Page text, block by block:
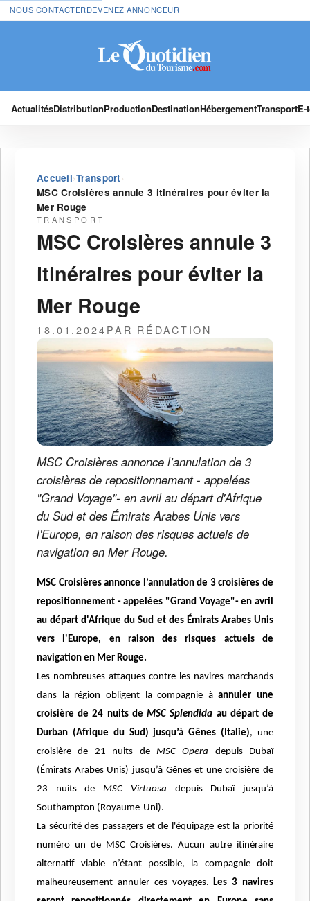
NOUS CONTACTERDEVENEZ ANNONCEUR
ActualitésDistributionProductionDestinationHébergementTransport
Accueil›Transport ›
MSC Croisières annule 3 itinéraires pour éviter la
Mer Rouge
TRANSPORT
MSC Croisières annule 3
itinéraires pour éviter la
Mer Rouge
18.01.2024PAR RÉDACTION
MSC Croisières annonce l’annulation de 3
croisières de repositionnement - appelées
"Grand Voyage"- en avril au départ d'Afrique
du Sud et des Émirats Arabes Unis vers
l'Europe, en raison des risques actuels de
navigation en Mer Rouge.
MSC Croisières annonce l’annulation de 3 croisières de
repositionnement - appelées "Grand Voyage"- en avril
au départ d'Afrique du Sud et des Émirats Arabes Unis
vers l'Europe, en raison des risques actuels de
navigation en Mer Rouge.
Les nombreuses attaques contre les navires marchands
dans la région obligent la compagnie àannuler une
croisière de 24 nuits deMSC Splendida au départ de
Durban (Afrique du Sud) jusqu’à Gênes (Italie), une
croisière de 21 nuits de MSC Opera depuis Dubaï
(Émirats Arabes Unis) jusqu’à Gênes et une croisière de
23 nuits deMSC Virtuosa depuis Dubaï jusqu’à
Southampton (Royaume-Uni).
La sécurité des passagers et de l'équipage est la priorité
numéro un de MSC Croisières. Aucun autre itinéraire
alternatif viable n’étant possible, la compagnie doit
malheureusement annuler ces voyages.Les 3 navires